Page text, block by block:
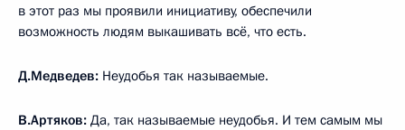
в этот раз мы проявили инициативу, обеспечили
возможность людям выкашивать всё, что есть.
Д.Медведев: Неудобья так называемые.
В.Артяков: Да, так называемые неудобья. И тем самым мы